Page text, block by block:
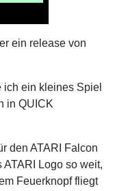
ein release von
ich ein kleines Spiel
in QUICK
den ATARI Falcon
Logo so weit,
Feuerknopf fliegt